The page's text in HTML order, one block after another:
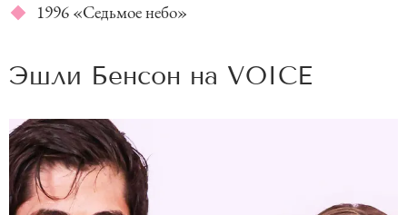
1996 «Седьмое небо»
Эшли Бенсон на VOICE